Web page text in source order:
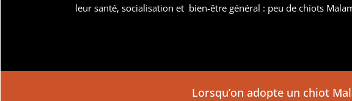
leur santé, socialisation et bien-être général : peu de chiots
Lorsqu’on adopte un chiot